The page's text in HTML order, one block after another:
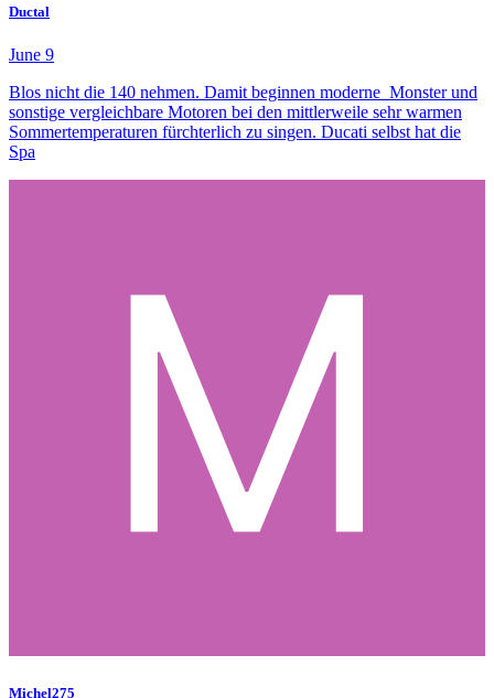
Ductal
June 9
Blos nicht die 140 nehmen. Damit beginnen moderne Monster und
sonstige vergleichbare Motoren bei den mittlerweile sehr warmen
Sommertemperaturen fürchterlich zu singen. Ducati selbst hat die
Spa
Michel275